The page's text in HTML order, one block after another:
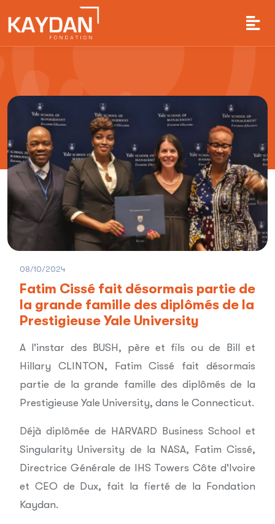
08/10/2024
Fatim Cissé fait désormais partie de
la grande famille des diplômés de la
Prestigieuse Yale University
A l'instar des BUSH, père et fils ou de Bill et
Hillary CLINTON, Fatim Cissé fait désormais
partie de la grande famille des diplômés de la
Prestigieuse Yale University, dans le Connecticut.
Déjà diplômée de HARVARD Business School et
Singularity University de la NASA, Fatim Cissé,
Directrice Générale de IHS Towers Côte d'Ivoire
et CEO de Dux, fait la fierté de la Fondation
Kaydan.